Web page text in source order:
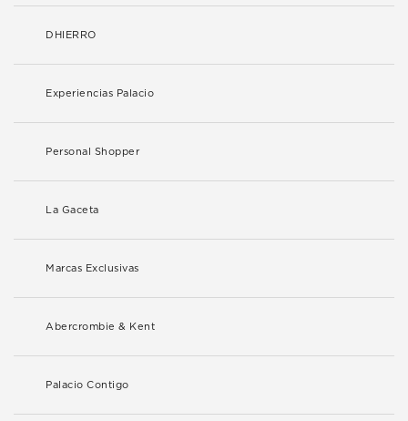
DHIERRO
Experiencias Palacio
Personal Shopper
La Gaceta
Marcas Exclusivas
Abercrombie & Kent
Palacio Contigo